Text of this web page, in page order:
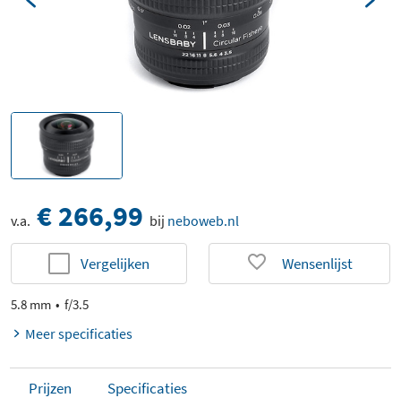
v.a. € 266,99 bij neboweb.nl
Vergelijken Wensenlijst
5.8 mm f/3.5
Meer specificaties
Prijzen Specificaties